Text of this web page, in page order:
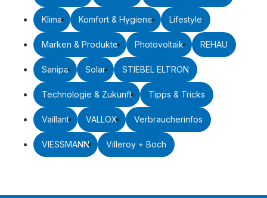
Klima Komfort & Hygiene Lifestyle
Marken & Produkte Photovoltaik REHAU
Sanipa Solar STIEBEL ELTRON
Technologie & Zukunft Tipps & Tricks
Vaillant VALLOX Verbraucherinfos
VIESSMANN Villeroy + Boch